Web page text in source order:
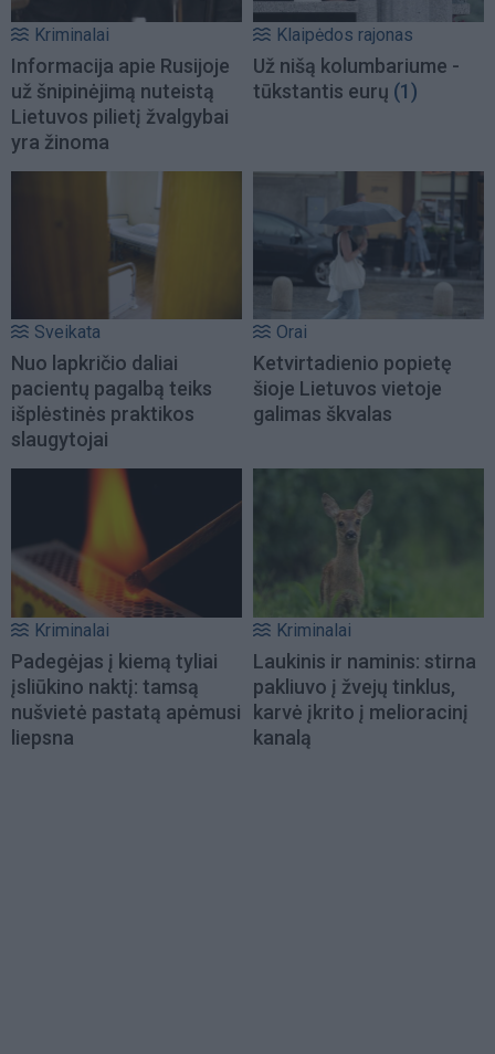
Kriminalai
Informacija apie Rusijoje
už šnipinėjimą nuteistą
Lietuvos pilietį žvalgybai
yra žinoma
Klaipėdos rajonas
Už nišą kolumbariume -
tūkstantis eurų (1)
Sveikata
Nuo lapkričio daliai
pacientų pagalbą teiks
išplėstinės praktikos
slaugytojai
Orai
Ketvirtadienio popietę
šioje Lietuvos vietoje
galimas škvalas
Kriminalai
Padegėjas į kiemą tyliai
įsliūkino naktį: tamsą
nušvietė pastatą apėmusi
liepsna
Kriminalai
Laukinis ir naminis: stirna
pakliuvo į žvejų tinklus,
karvė įkrito į melioracinį
kanalą